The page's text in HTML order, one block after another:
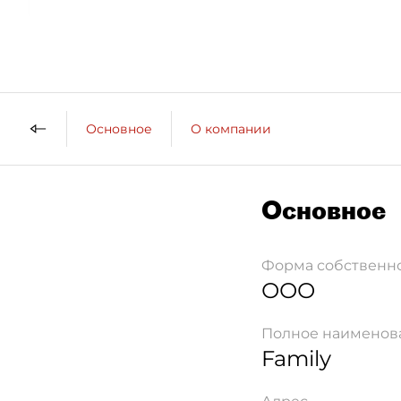
Основное О компании
Основное
Форма
ООО
Полное
Family